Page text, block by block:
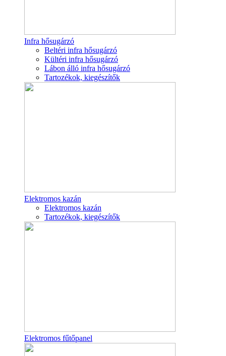
Infra hősugárzó
Beltéri infra hősugárzó
Kültéri infra hősugárzó
Lábon álló infra hősugárzó
Tartozékok, kiegészítők
Elektromos kazán
Elektromos kazán
Tartozékok, kiegészítők
Elektromos fűtőpanel